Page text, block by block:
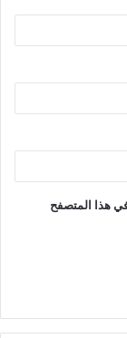
هذا المتصفح